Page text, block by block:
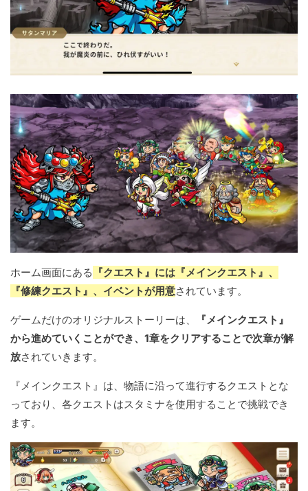
ホーム画面にある 『クエスト』には『メインクエスト』、
『修練クエスト』、イベントが用意されています。
ゲームだけのオリジナルストーリーは、
『メインクエスト』
から進めていくことができ、1章をクリアすることで次章が解
放されていきます。
『メインクエスト』は、物語に沿って進行するクエストとな
っており、各クエストはスタミナを使用することで挑戦でき
ます。